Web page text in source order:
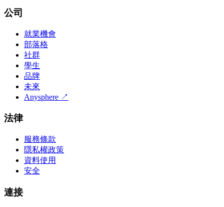
公司
就業機會
部落格
社群
學生
品牌
未來
Anysphere ↗
法律
服務條款
隱私權政策
資料使用
安全
連接